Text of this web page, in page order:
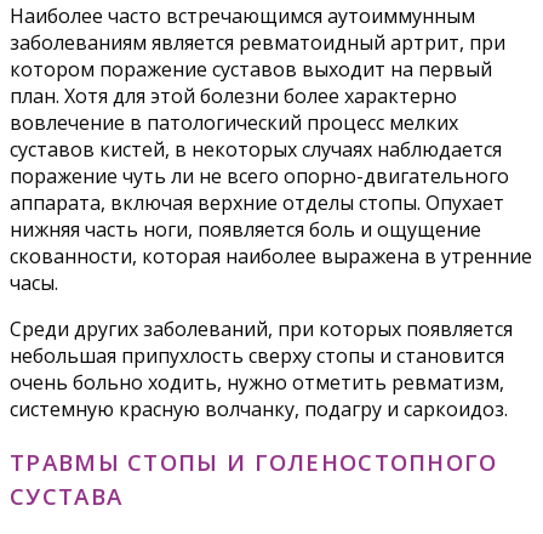
Наиболее часто встречающимся аутоиммунным
заболеваниям является ревматоидный артрит, при
котором поражение суставов выходит на первый
план. Хотя для этой болезни более характерно
вовлечение в патологический процесс мелких
суставов кистей, в некоторых случаях наблюдается
поражение чуть ли не всего опорно-двигательного
аппарата, включая верхние отделы стопы. Опухает
нижняя часть ноги, появляется боль и ощущение
скованности, которая наиболее выражена в утренние
часы.
Среди других заболеваний, при которых появляется
небольшая припухлость сверху стопы и становится
очень больно ходить, нужно отметить ревматизм,
системную красную волчанку, подагру и саркоидоз.
ТРАВМЫ СТОПЫ И ГОЛЕНОСТОПНОГО
СУСТАВА